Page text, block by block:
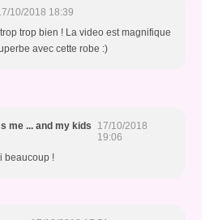
10/2018 18:39
trop bien ! La video est magnifique
avec cette robe :)
me ... and my kids
17/10/2018
19:06
beaucoup !